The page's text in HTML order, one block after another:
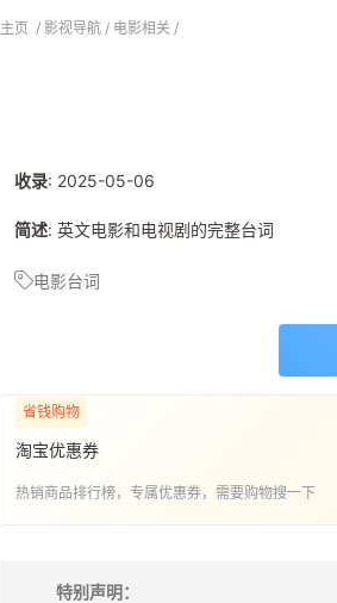
主页 / 影视导航 / 电影相关 /
收录: 2025-05-06
简述: 英文电影和电视剧的完整台词
电影台词
省钱购物
淘宝优惠券
热销商品排行榜，专属优惠券，需要购物搜一下
特别声明：